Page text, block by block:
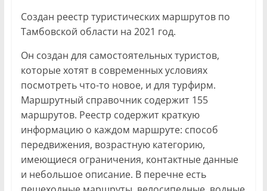
Создан реестр туристических маршрутов по
Тамбовской области на 2021 год.
Он создан для самостоятельных туристов,
которые хотят в современных условиях
посмотреть что-то новое, и для турфирм.
Маршрутный справочник содержит 155
маршрутов. Реестр содержит краткую
информацию о каждом маршруте: способ
передвижения, возрастную категорию,
имеющиеся ограничения, контактные данные
и небольшое описание. В перечне есть